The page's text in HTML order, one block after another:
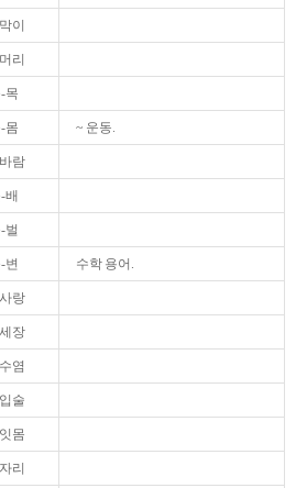
이
리
목
몸 ~ 운동.
람
배
벌
변 수학 용어.
랑
장
염
술
몸
리